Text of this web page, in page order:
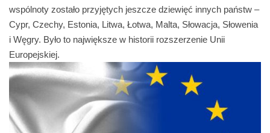
wspólnoty zostało przyjętych jeszcze dziewięć innych państw –
Cypr, Czechy, Estonia, Litwa, Łotwa, Malta, Słowacja, Słowenia
i Węgry. Było to największe w historii rozszerzenie Unii
Europejskiej.